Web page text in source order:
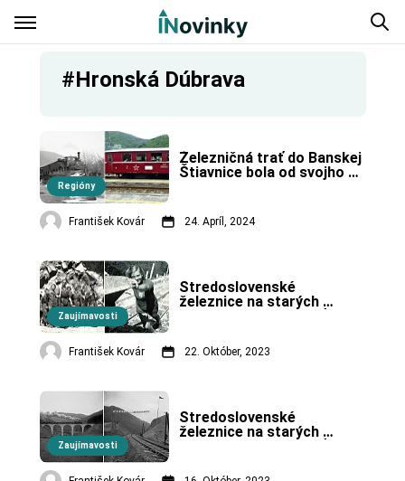
#Hronská Dúbrava
Regióny
Železničná trať do Banskej
Štiavnice bola od svojho
František Kovár 24. Apríl, 2024
Zaujímavosti
Stredoslovenské
železnice na starých
František Kovár 22. Október, 2023
Zaujímavosti
Stredoslovenské
železnice na starých